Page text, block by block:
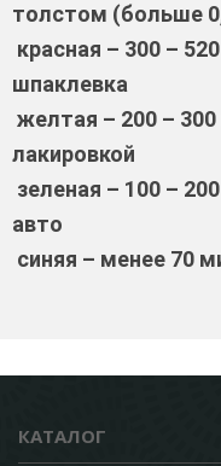
толстом (больше
красная – 300 –
шпаклевка
желтая – 200 –
лакировкой
зеленая – 100 –
авто
синяя – менее 70
КАТАЛОГ